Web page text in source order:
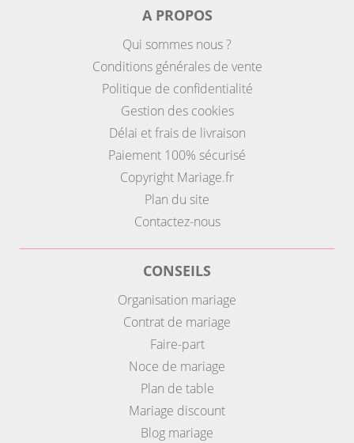
A PROPOS
Qui sommes nous ?
Conditions générales de vente
Politique de confidentialité
Gestion des cookies
Délai et frais de livraison
Paiement 100% sécurisé
Copyright Mariage.fr
Plan du site
Contactez-nous
CONSEILS
Organisation mariage
Contrat de mariage
Faire-part
Noce de mariage
Plan de table
Mariage discount
Blog mariage